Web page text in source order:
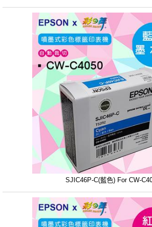
SJIC46P-C(藍色) For CW-